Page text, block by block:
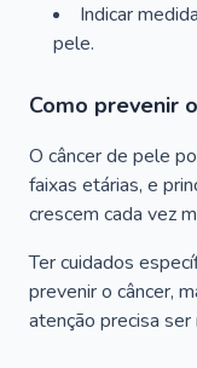
Indicar
pele.
Como prevenir
O câncer de pele
faixas etárias, e
crescem cada vez
Ter cuidados
prevenir o câncer,
atenção precisa